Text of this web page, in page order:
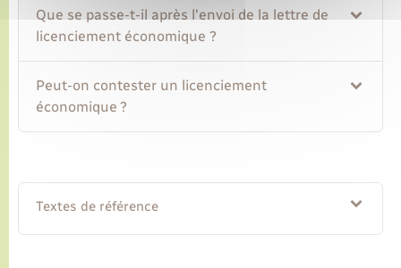
Que se passe-t-il après l'envoi de la lettre de
licenciement économique ?
Peut-on contester un licenciement
économique ?
Textes de référence